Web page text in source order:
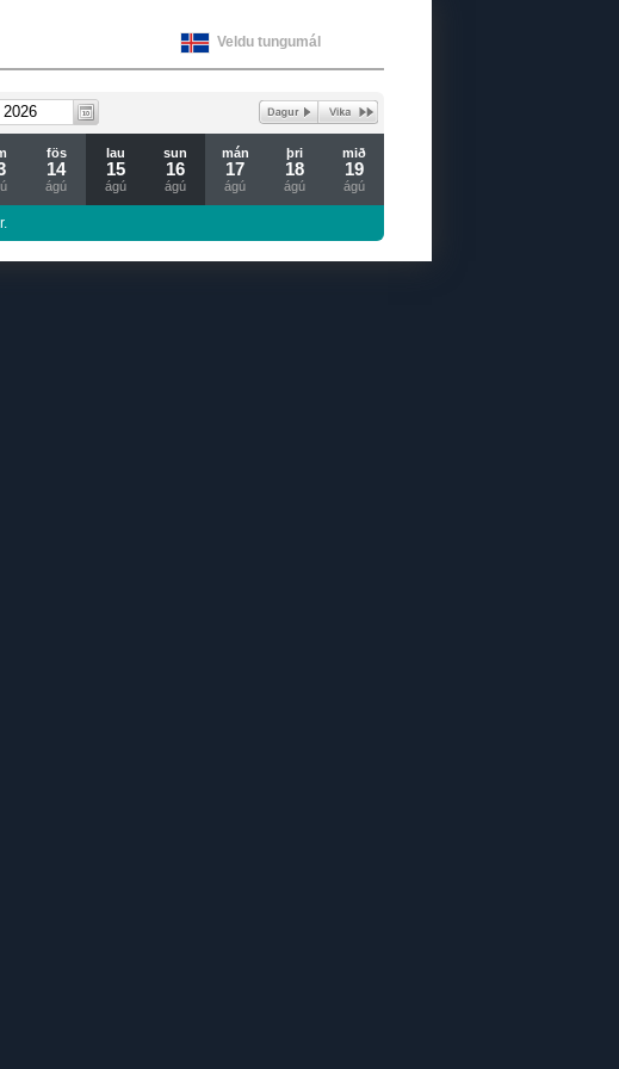
Veldu tungumál
fös
14
ágú
lau
15
ágú
sun
16
ágú
mán
17
ágú
þri
18
ágú
mið
19
ágú